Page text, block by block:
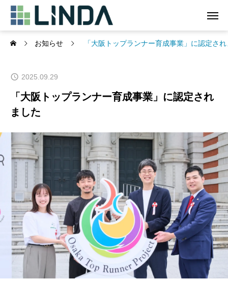
お知らせ 「大阪トップランナー育成事業」に認定さ
2025.09.29
「大阪トップランナー育成事業」に認定され
ました